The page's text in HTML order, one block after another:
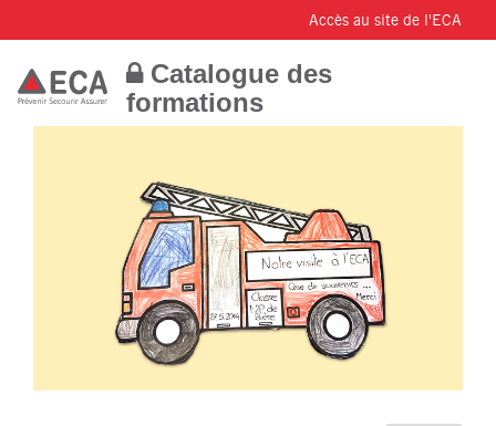
Accès au site de l'ECA
Catalogue des
formations